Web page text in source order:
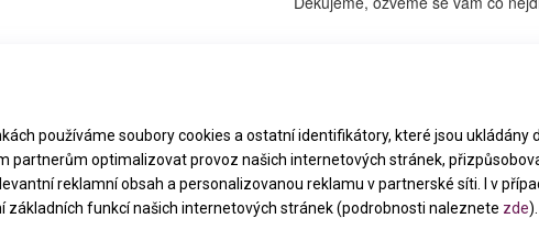
Mediální partneři:Babinet.cz|Nezoufalky.cz|
Pracujicimama.cz
Partneři:VašeVýživné.cz|PrávníESA.cz